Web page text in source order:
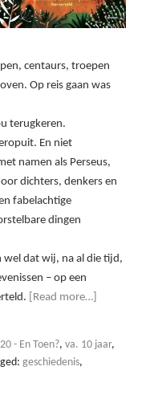
centaurs, troepen
Op reis gaan was
terugkeren.
En niet
namen als Perseus,
dichters, denkers en
fabelachtige
dingen
wel dat wij, na al die tijd,
– op een
[Read more…]
- En Toen?, va. 10 jaar,
geschiedenis,